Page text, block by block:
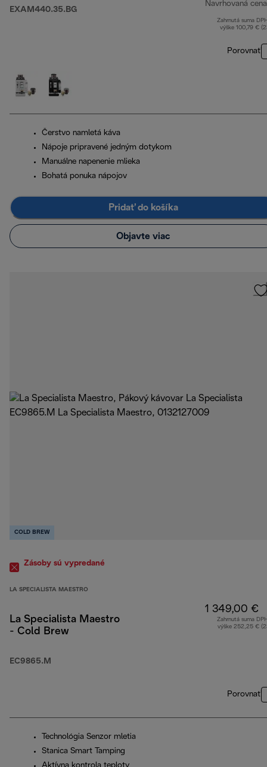
EXAM440.35.BG
Navrhovaná cena
Zahrnutá suma
výške 100,79 €
Porovnať
Čerstvo namletá káva
Nápoje pripravené jedným dotykom
Manuálne napenenie mlieka
Bohatá ponuka nápojov
Pridať do košíka
Objavte viac
COLD BREW
Zásoby sú vypredané
LA SPECIALISTA MAESTRO
La Specialista Maestro
- Cold Brew
EC9865.M
1 349,00 €
Zahrnutá suma
výške 252,25 €
Porovnať
Technológia Senzor mletia
Stanica Smart Tamping